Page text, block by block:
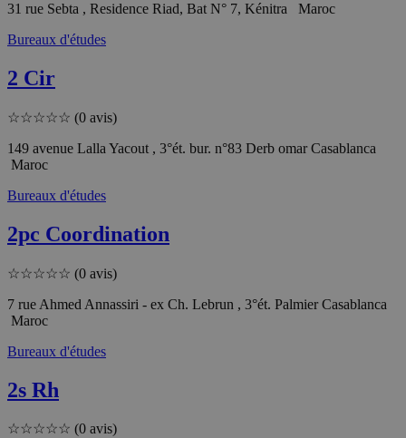
31 rue Sebta , Residence Riad, Bat N° 7, Kénitra Maroc
Bureaux d'études
2 Cir
☆☆☆☆☆ (0 avis)
149 avenue Lalla Yacout , 3°ét. bur. n°83 Derb omar Casablanca
Maroc
Bureaux d'études
2pc Coordination
☆☆☆☆☆ (0 avis)
7 rue Ahmed Annassiri - ex Ch. Lebrun , 3°ét. Palmier Casablanca
Maroc
Bureaux d'études
2s Rh
☆☆☆☆☆ (0 avis)